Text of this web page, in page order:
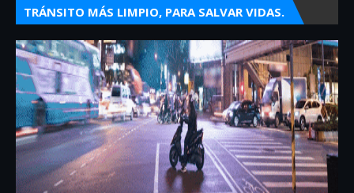
TRÁNSITO MÁS LIMPIO, PARA SALVAR VIDAS.